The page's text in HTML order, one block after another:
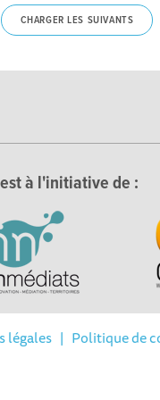
CHARGER LES SUIVANTS
est à l'initiative de :
légales| Politique de